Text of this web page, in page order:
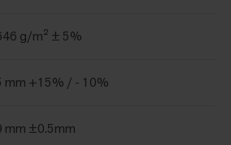
g/m² ± 5%
mm +15% / - 10%
mm ±0.5mm